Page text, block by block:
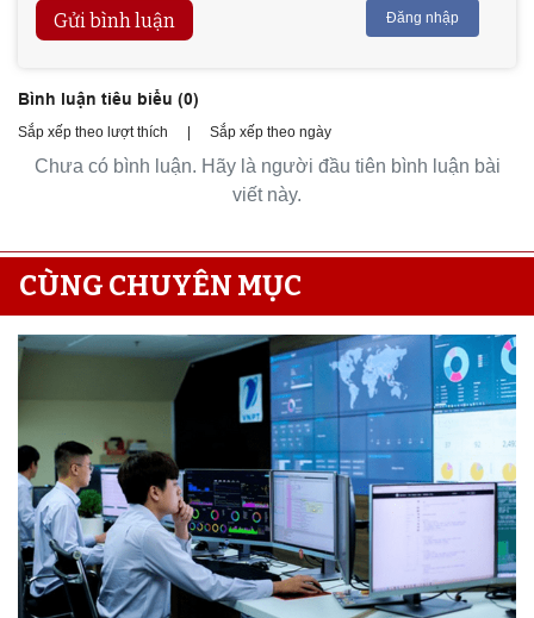
Gửi bình luận Đăng nhập
Bình luận tiêu biểu (0)
Sắp xếp theo lượt thích Sắp xếp theo ngày
Chưa có bình luận. Hãy là người đầu tiên bình luận bài
viết này.
CÙNG CHUYÊN MỤC